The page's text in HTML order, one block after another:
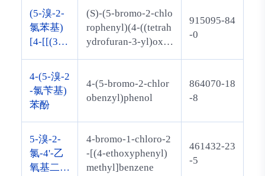
(5-溴-2-
氯苯基)
[4-[[(3S)
呋喃基]
氧基]苯
基]甲酮
(S)-(5-bromo-2-chlo
rophenyl)(4-((tetrah
ydrofuran-3-yl)oxy)
915095-84
-0
4-(5-溴-2
-氯苄基)
苯酚
4-(5-bromo-2-chlor
obenzyl)phenol
864070-18
-8
5-溴-2-
氯-4'-乙
氧基二苯
4-bromo-1-chloro-2
-[(4-ethoxyphenyl)
methyl]benzene
461432-23
-5